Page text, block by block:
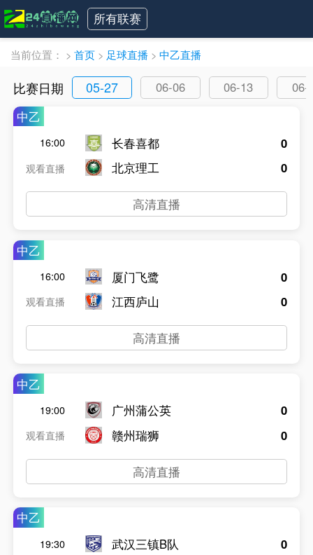
所有联赛
当前位置： > 首页 > 足球直播 > 中乙直播
比赛日期 05-27 06-06 06-13
06-
中乙
16:00
观看直播
长春喜都
北京理工
0
0
高清直播
中乙
16:00
观看直播
厦门飞鹭
江西庐山
0
0
高清直播
中乙
19:00
观看直播
广州蒲公英
赣州瑞狮
0
0
高清直播
中乙
19:30
武汉三镇B队
0